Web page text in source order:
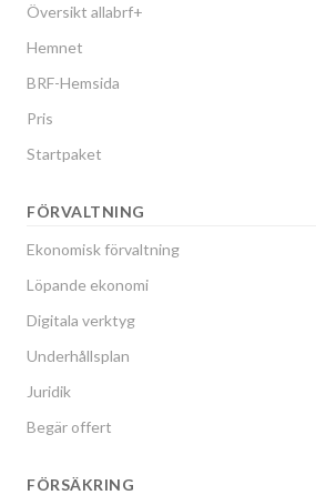
Översikt allabrf+
Hemnet
BRF-Hemsida
Pris
Startpaket
FÖRVALTNING
Ekonomisk förvaltning
Löpande ekonomi
Digitala verktyg
Underhållsplan
Juridik
Begär offert
FÖRSÄKRING